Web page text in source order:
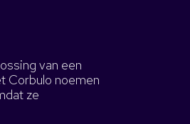
van een
Corbulo noemen
ze